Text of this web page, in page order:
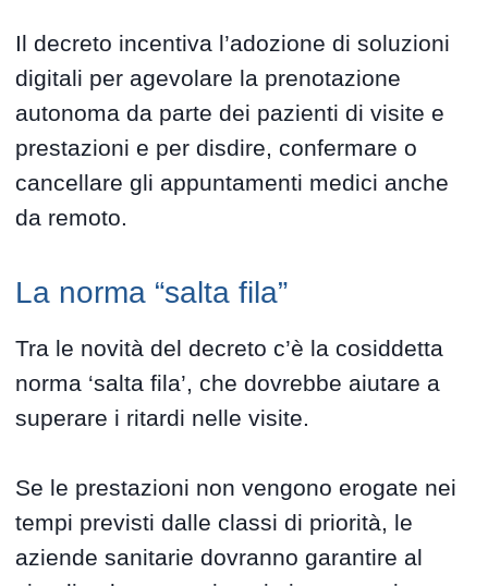
Il decreto incentiva l’adozione di soluzioni
digitali per agevolare la prenotazione
autonoma da parte dei pazienti di visite e
prestazioni e per disdire, confermare o
cancellare gli appuntamenti medici anche
da remoto.
La norma “salta fila”
Tra le novità del decreto c’è la cosiddetta
norma ‘salta fila’, che dovrebbe aiutare a
superare i ritardi nelle visite.
Se le prestazioni non vengono erogate nei
tempi previsti dalle classi di priorità, le
aziende sanitarie dovranno garantire al